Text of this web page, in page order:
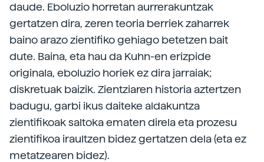
daude. Eboluzio horretan aurrerakuntzak
gertatzen dira, zeren teoria berriek zaharrek
baino arazo zientifiko gehiago betetzen bait
dute. Baina, eta hau da Kuhn-en erizpide
originala, eboluzio horiek ez dira jarraiak;
diskretuak baizik. Zientziaren historia aztertzen
badugu, garbi ikus daiteke aldakuntza
zientifikoak saltoka ematen direla eta prozesu
zientifikoa iraultzen bidez gertatzen dela (eta ez
metatzearen bidez).